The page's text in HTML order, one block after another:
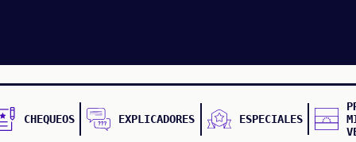
CHEQUEOS EXPLICADORES ESPECIALES